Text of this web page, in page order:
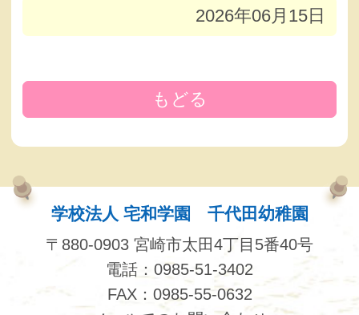
2026年06月15日
もどる
学校法人 宅和学園 千代田幼稚園
〒880-0903 宮崎市太田4丁目5番40号
電話：0985-51-3402
FAX：0985-55-0632